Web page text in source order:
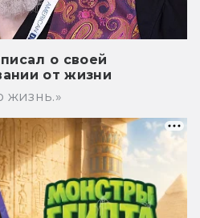
о своей
от жизни
жизнь.»